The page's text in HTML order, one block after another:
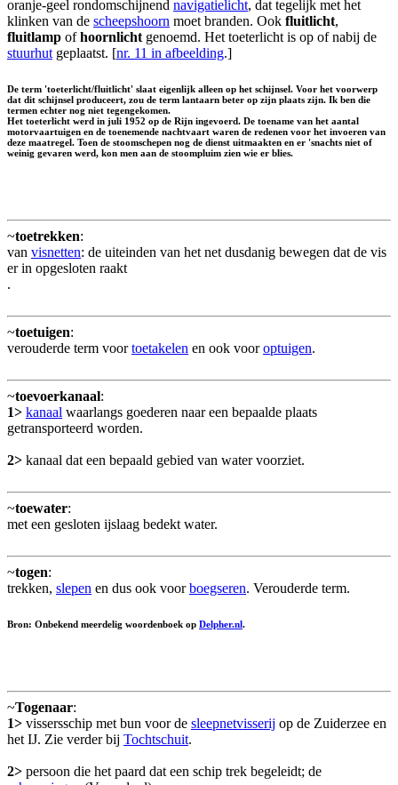
oranje-geel rondomschijnend navigatielicht, dat tegelijk met het
klinken van de scheepshoorn moet branden. Ook fluitlicht,
fluitlamp ofhoornlicht genoemd. Het toeterlicht is op of nabij de
stuurhut geplaatst. [nr. 11 in afbeelding.]
De term 'toeterlicht/fluitlicht' slaat eigenlijk alleen op het schijnsel. Voor het voorwerp
dat dit schijnsel produceert, zou de term lantaarn beter op zijn plaats zijn. Ik ben die
termen echter nog niet tegengekomen.
Het toeterlicht werd in juli 1952 op de Rijn ingevoerd. De toename van het aantal
motorvaartuigen en de toenemende nachtvaart waren de redenen voor het invoeren van
deze maatregel. Toen de stoomschepen nog de dienst uitmaakten en er 'snachts niet of
weinig gevaren werd, kon men aan de stoompluim zien wie er blies.
~toetrekken:
van visnetten: de uiteinden van het net dusdanig bewegen dat de vis
er in opgesloten raakt
.
~toetuigen:
verouderde term voortoetakelen en ook vooroptuigen.
~toevoerkanaal:
1> kanaal waarlangs goederen naar een bepaalde plaats
getransporteerd worden.
2> kanaal dat een bepaald gebied van water voorziet.
~toewater:
met een gesloten ijslaag bedekt water.
~togen:
trekken, slepen en dus ook voorboegseren. Verouderde term.
Bron: Onbekend meerdelig woordenboek op Delpher.nl.
~Togenaar:
1> vissersschip met bun voor de sleepnetvisserij op de Zuiderzee en
het IJ. Zie verder bij Tochtschuit.
2> persoon die het paard dat een schip trek begeleidt; de